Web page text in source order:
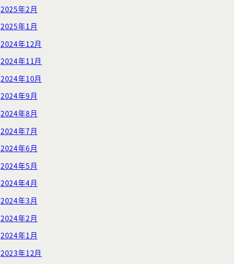
2025年2月
2025年1月
2024年12月
2024年11月
2024年10月
2024年9月
2024年8月
2024年7月
2024年6月
2024年5月
2024年4月
2024年3月
2024年2月
2024年1月
2023年12月